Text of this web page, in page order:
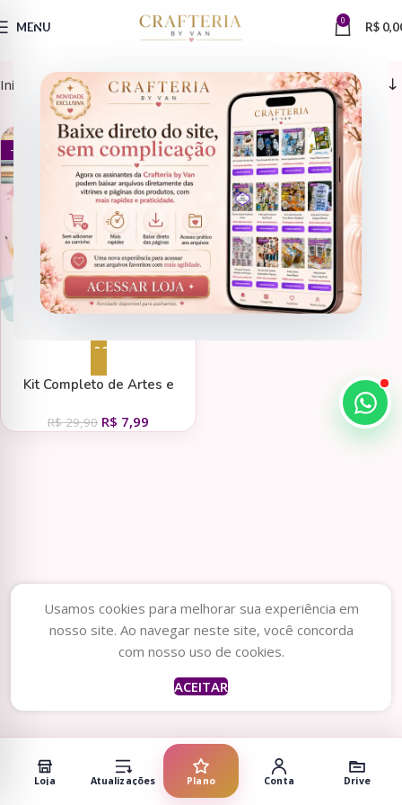
MENU 0 R$
Início Produtos marcados com a tag “ArteParaScrap”
DATAS COMEMORATIVAS
- 73%
Adicionar ao carrinho
Kit Completo de Artes e
PROFESSORES 2025
R$29,90 R$ 7,99
Usamos cookies para melhorar sua experiência em
nosso site. Ao navegar neste site, você concorda
com nosso uso de cookies.
ACEITAR
Loja Atualizações Plano Conta Drive